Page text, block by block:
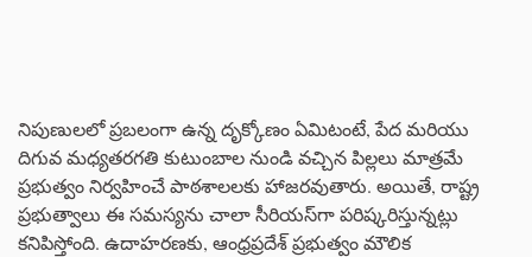
నిపుణులలో ప్రబలంగా ఉన్న దృక్కోణం ఏమిటంటే, పేద మరియు
దిగువ మధ్యతరగతి కుటుంబాల నుండి వచ్చిన పిల్లలు మాత్రమే
ప్రభుత్వం నిర్వహించే పాఠశాలలకు హాజరవుతారు. అయితే, రాష్ట్ర
ప్రభుత్వాలు ఈ సమస్యను చాలా సీరియస్‌గా పరిష్కరిస్తున్నట్లు
కనిపిస్తోంది. ఉదాహరణకు, ఆంధ్రప్రదేశ్ ప్రభుత్వం మౌలిక